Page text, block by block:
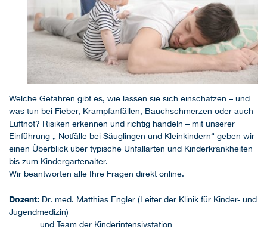
Welche Gefahren gibt es, wie lassen sie sich einschätzen – und
was tun bei Fieber, Krampfanfällen, Bauchschmerzen oder auch
Luftnot? Risiken erkennen und richtig handeln – mit unserer
Einführung „ Notfälle bei Säuglingen und Kleinkindern“ geben wir
einen Überblick über typische Unfallarten und Kinderkrankheiten
bis zum Kindergartenalter.
Wir beantworten alle Ihre Fragen direkt online.
Dozent: Dr. med. Matthias Engler (Leiter der Klinik für Kinder- und
Jugendmedizin)
und Team der Kinderintensivstation